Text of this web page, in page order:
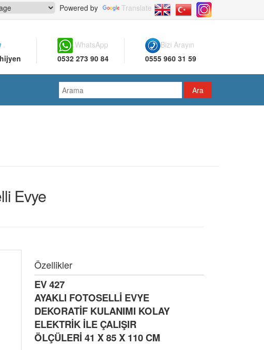
Powered by Translate
Bizi Arayın
0555 960 31 59
WhatsApp
0532 273 90 84
Evye
Özellikler
EV 427
AYAKLI FOTOSELLİ EVYE
DEKORATİF KULANIMI KOLAY
ELEKTRİK İLE ÇALIŞIR
ÖLÇÜLERİ 41 X 85 X 110 CM